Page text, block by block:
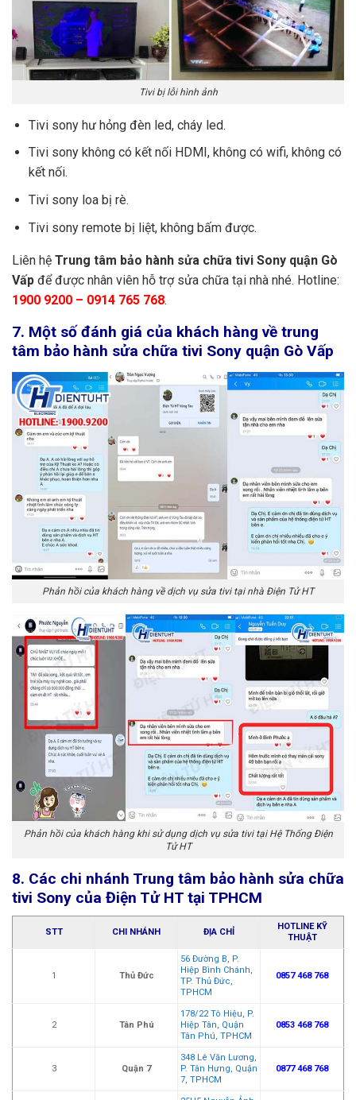
Tivi bị lỗi hình ảnh
Tivi sony hư hỏng đèn led, cháy led.
Tivi sony không có kết nối HDMI, không có wifi, không có
kết nối.
Tivi sony loa bị rè.
Tivi sony remote bị liệt, không bấm được.
Liên hệ Trung tâm bảo hành sửa chữa tivi Sony quận Gò
Vấp để được nhân viên hỗ trợ sửa chữa tại nhà nhé. Hotline:
1900 9200 – 0914 765 768.
7. Một số đánh giá của khách hàng về trung
tâm bảo hành sửa chữa tivi Sony quận Gò Vấp
Phản hồi của khách hàng về dịch vụ sửa tivi tại nhà Điện Tử HT
Phản hồi của khách hàng khi sử dụng dịch vụ sửa tivi tại Hệ Thống Điện
Tử HT
8. Các chi nhánh Trung tâm bảo hành sửa chữa
tivi Sony của Điện Tử HT tại TPHCM
STT CHI NHÁNH ĐỊA CHỈ
HOTLINE KỸ
THUẬT
1 Thủ Đức
56 Đường B, P.
Hiệp Bình Chánh,
TP. Thủ Đức,
TPHCM
0857 468 768
2 Tân Phú
178/22 Tô Hiệu, P.
Hiệp Tân, Quận
Tân Phú, TPHCM
0853 468 768
3 Quận 7
348 Lê Văn Lương,
P. Tân Hưng, Quận
7, TPHCM
0877 468 768